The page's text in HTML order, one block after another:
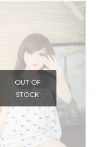
OUT OF
STOCK